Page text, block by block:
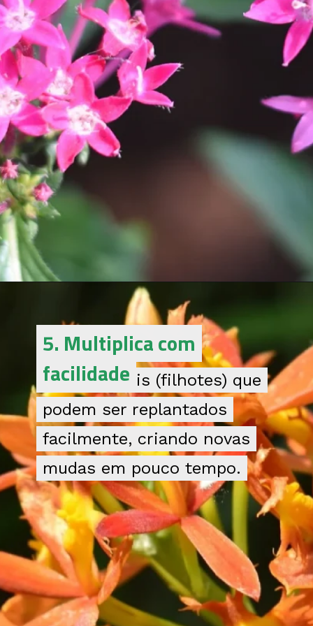
Produz keikis (filhotes) que
podem ser replantados
facilmente, criando novas
mudas em pouco tempo.
Produz keikis (filhotes) que
podem ser replantados
facilmente, criando novas
mudas em pouco tempo.
5. Multiplica com
facilidade
5. Multiplica com
facilidade